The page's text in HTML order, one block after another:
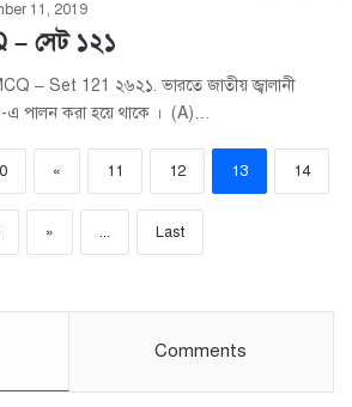
11, 2019
– সেট ১২১
– Set 121 ২৬২১. ভারতে জাতীয় জ্বালানী
এ পালন করা হয়ে থাকে । (A)…
« 11 12 13 14
» ... Last
Comments